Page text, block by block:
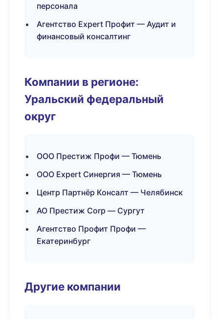
персонала
Агентство Expert Профит — Аудит и
финансовый консалтинг
Компании в регионе:
Уральский федеральный
округ
ООО Престиж Профи — Тюмень
ООО Expert Синергия — Тюмень
Центр Партнёр Консалт — Челябинск
АО Престиж Corp — Сургут
Агентство Профит Профи —
Екатеринбург
Другие компании